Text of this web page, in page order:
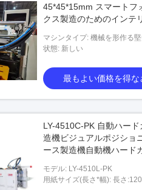
45*45*15mm スマートフ
クス製造のためのインテ
マシンタイプ: 機械を形作る
状態: 新しい
最もよい価格を得な
LY-4510C-PK 自動ハード
造機ビジュアルポジショ
ース製造機自動機ハード
モデル: LY-4510L-PK
用紙サイズ(長さ*幅): 長さ